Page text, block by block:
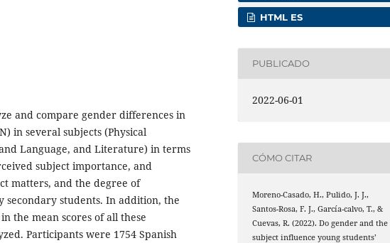
and compare gender differences in
in several subjects (Physical
Language, and Literature) in terms
subject importance, and
matters, and the degree of
students. In addition, the
the mean scores of all these
Participants were 1754 Spanish
HTML ES
PUBLICADO
2022-06-01
CÓMO CITAR
Moreno-Casado, H., Pulido, J. J.,
Santos-Rosa, F. J., García-calvo, T., &
Cuevas, R. (2022). Do gender and the
subject influence young students’